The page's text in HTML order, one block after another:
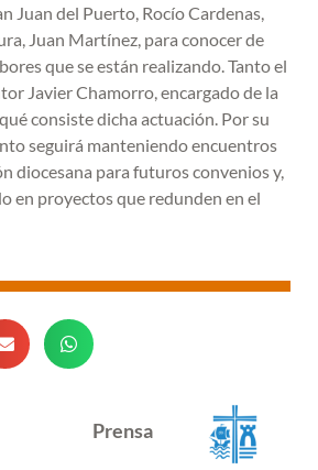
Juan del Puerto, Rocío Cardenas,
Juan Martínez, para conocer de
que se están realizando. Tanto el
Javier Chamorro, encargado de la
consiste dicha actuación. Por su
seguirá manteniendo encuentros
diocesana para futuros convenios y,
en proyectos que redunden en el
Prensa